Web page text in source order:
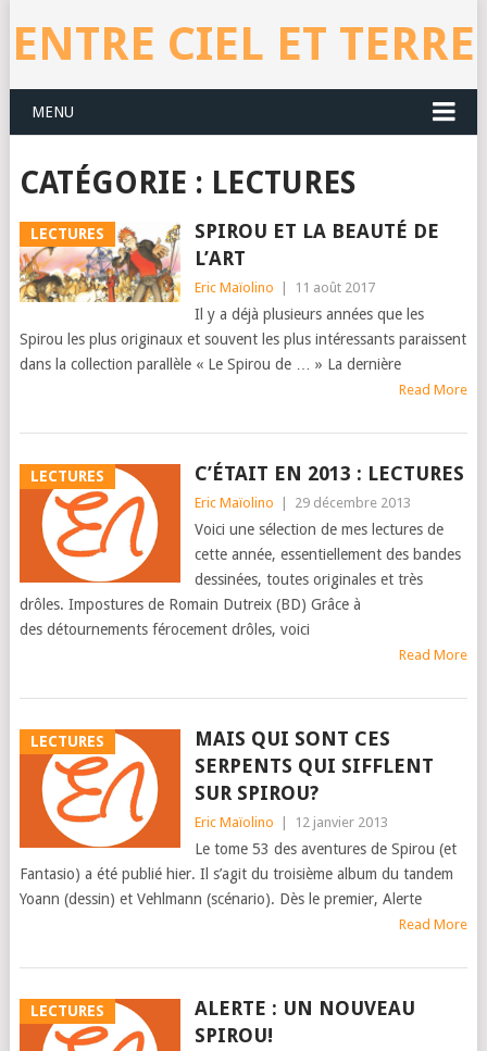
ENTRE CIEL ET TERRE
MENU
CATÉGORIE : LECTURES
LECTURES
SPIROU ET LA BEAUTÉ DE
L’ART
Eric Maïolino 11 août 2017
Il y a déjà plusieurs années que les
Spirou les plus originaux et souvent les plus intéressants paraissent
dans la collection parallèle « Le Spirou de … » La dernière
Read More
LECTURES C’ÉTAIT EN 2013 : LECTURES
Eric Maïolino 29 décembre 2013
Voici une sélection de mes lectures de
cette année, essentiellement des bandes
dessinées, toutes originales et très
drôles. Impostures de Romain Dutreix (BD) Grâce à
des détournements férocement drôles, voici
Read More
LECTURES
MAIS QUI SONT CES
SERPENTS QUI SIFFLENT
SUR SPIROU?
Eric Maïolino 12 janvier 2013
Le tome 53 des aventures de Spirou (et
Fantasio) a été publié hier. Il s’agit du troisième album du tandem
Yoann (dessin) et Vehlmann (scénario). Dès le premier, Alerte
Read More
LECTURES
ALERTE : UN NOUVEAU
SPIROU!